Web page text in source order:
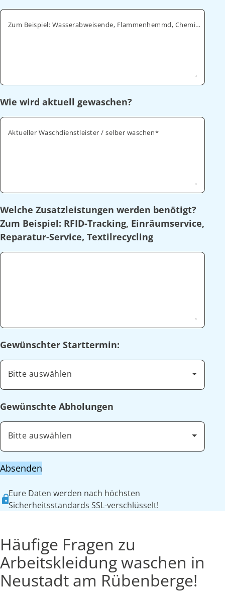
Zum Beispiel: Wasserabweisende, Flammenhemmd, Chemikalienabweisende
Wie wird aktuell gewaschen?
Aktueller Waschdienstleister / selber waschen
Welche Zusatzleistungen werden benötigt?
Zum Beispiel: RFID-Tracking, Einräumservice,
Reparatur-Service, Textilrecycling
Gewünschter Starttermin:
Bitte auswählen
Gewünschte Abholungen
Bitte auswählen
Absenden
Eure Daten werden nach höchsten
Sicherheitsstandards SSL-verschlüsselt!
Häufige Fragen zu
Arbeitskleidung waschen in
Neustadt am Rübenberge!